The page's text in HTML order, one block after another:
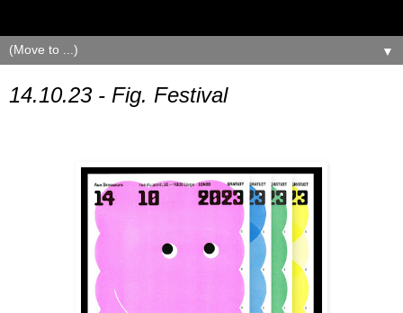
▼
14.10.23 - Fig. Festival